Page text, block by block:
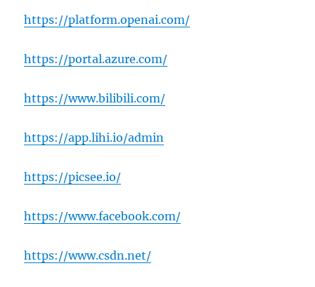
https://platform.openai.com/
https://portal.azure.com/
https://www.bilibili.com/
https://app.lihi.io/admin
https://picsee.io/
https://www.facebook.com/
https://www.csdn.net/